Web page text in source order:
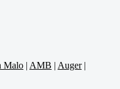
Malo | AMB | Auger|